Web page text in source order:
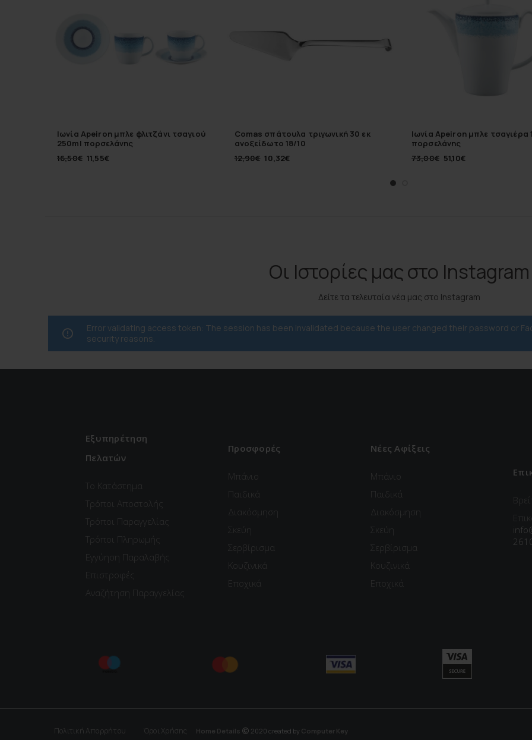
Ιωνία Apeiron μπλε φλιτζάνι τσαγιού
250ml πορσελάνης
16,50€ 11,55€
Comas σπάτουλα τριγωνική 30 εκ
ανοξείδωτο 18/10
12,90€ 10,32€
Ιωνία Apeiron μπλε τσαγιέρα
πορσελάνης
73,00€ 51,10€
Οι Ιστορίες μας στο Instagram
Δείτε τα τελευταία νέα μας στο Instagram
Error validating access token: The session has been invalidated because the user changed their password or
security reasons.
Εξυπηρέτηση
Πελατών
Το Κατάστημα
Τρόποι Αποστολής
Τρόποι Παραγγελίας
Τρόποι Πληρωμής
Εγγύηση Παραλαβής
Επιστροφές
Αναζήτηση Παραγγελίας
Προσφορές
Μπάνιο
Παιδικά
Διακόσμηση
Σκεύη
Σερβίρισμα
Κουζινικά
Εποχικά
Νέες Αφίξεις
Μπάνιο
Παιδικά
Διακόσμηση
Σκεύη
Σερβίρισμα
Κουζινικά
Εποχικά
Πολιτική Απορρήτου Όροι Χρήσης Home Details 2020 created by Computer Key